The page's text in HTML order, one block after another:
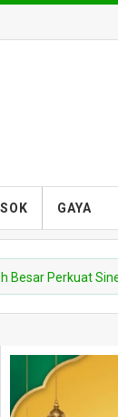
GAYA
Sinergi dengan